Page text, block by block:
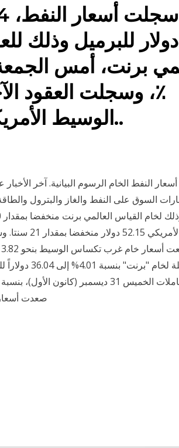
دولار للبرميل وذلك
٪، وسجلت العقود
الوسيط الأمريكي 51.81 دولار للبرميل..
أسعار النفط الخام الرسوم البيانية. آخر
العقود
صعدت